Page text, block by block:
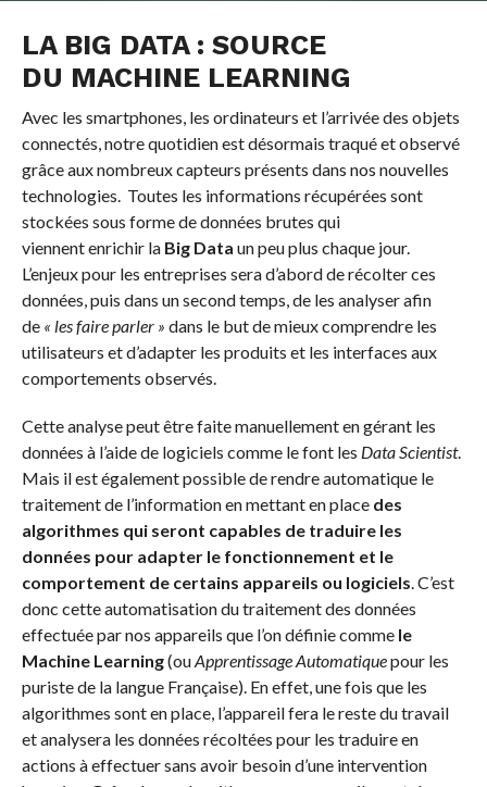
LA BIG DATA : SOURCE
DU MACHINE LEARNING
Avec les smartphones, les ordinateurs et l’arrivée des objets
connectés, notre quotidien est désormais traqué et observé
grâce aux nombreux capteurs présents dans nos nouvelles
technologies. Toutes les informations récupérées sont
stockées sous forme de données brutes qui
viennent enrichir la Big Data un peu plus chaque jour.
L’enjeux pour les entreprises sera d’abord de récolter ces
données, puis dans un second temps, de les analyser afin
de « les faire parler » dans le but de mieux comprendre les
utilisateurs et d’adapter les produits et les interfaces aux
comportements observés.
Cette analyse peut être faite manuellement en gérant les
données à l’aide de logiciels comme le font les Data Scientist.
Mais il est également possible de rendre automatique le
traitement de l’information en mettant en place des
algorithmes qui seront capables de traduire les
données pour adapter le fonctionnement et le
comportement de certains appareils ou logiciels . C’est
donc cette automatisation du traitement des données
effectuée par nos appareils que l’on définie comme le
Machine Learning(ouApprentissage Automatiquepour les
puriste de la langue Française). En effet, une fois que les
algorithmes sont en place, l’appareil fera le reste du travail
et analysera les données récoltées pour les traduire en
actions à effectuer sans avoir besoin d’une intervention